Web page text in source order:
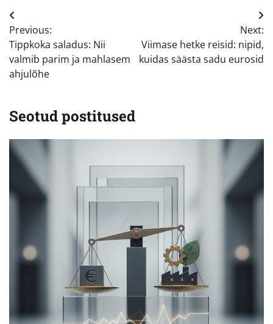
Navigeerimine
Previous:
Tippkoka saladus: Nii
valmib parim ja mahlasem
ahjulõhe
Next:
Viimase hetke reisid: nipid,
kuidas säästa sadu eurosid
Seotud postitused